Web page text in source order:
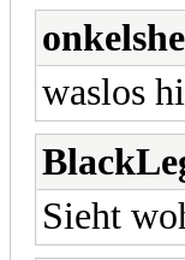
waslos
Sieht